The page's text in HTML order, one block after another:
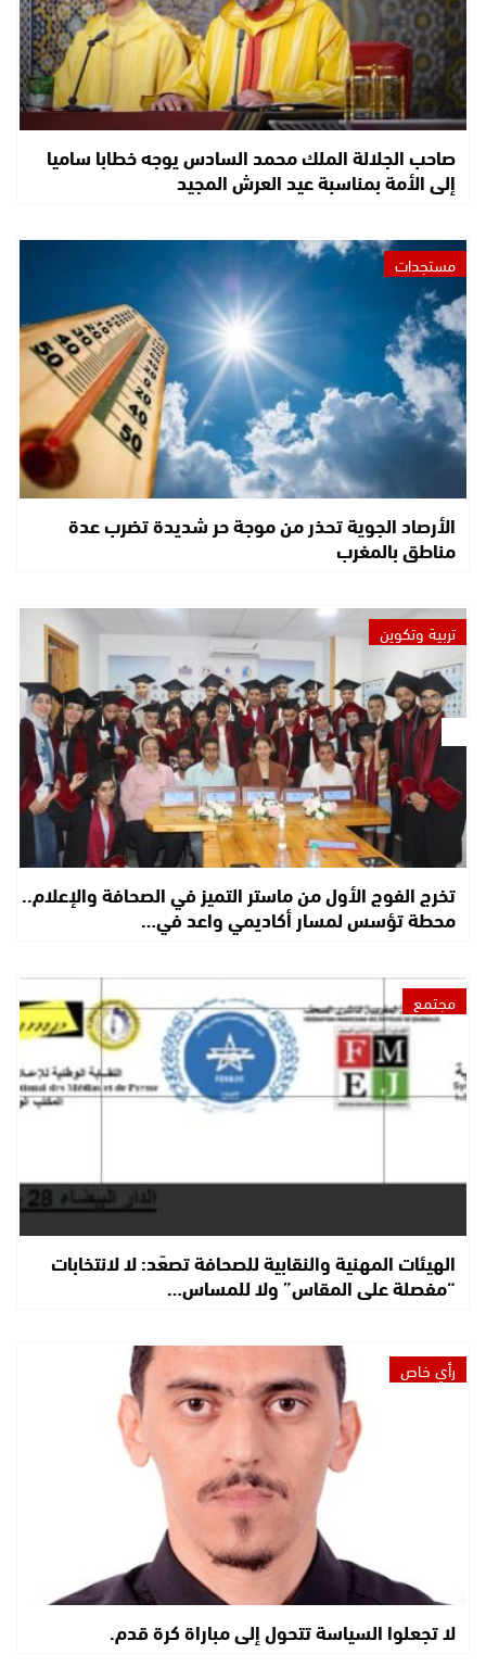
صاحب الجلالة الملك محمد السادس يوجه خطابا ساميا
إلى الأمة بمناسبة عيد العرش المجيد
مستجدات
الأرصاد الجوية تحذر من موجة حر شديدة تضرب عدة
مناطق بالمغرب
تربية وتكوين
تخرج الفوج الأول من ماستر التميز في الصحافة والإعلام..
محطة تؤسس لمسار أكاديمي واعد في…
مجتمع
الهيئات المهنية والنقابية للصحافة تصعّد: لا لانتخابات
“مفصلة على المقاس” ولا للمساس…
رأي خاص
لا تجعلوا السياسة تتحول إلى مباراة كرة قدم.